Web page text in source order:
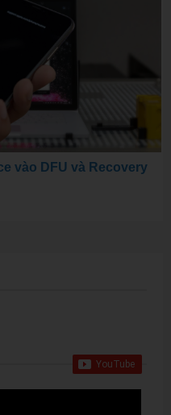
vào DFU và Recovery